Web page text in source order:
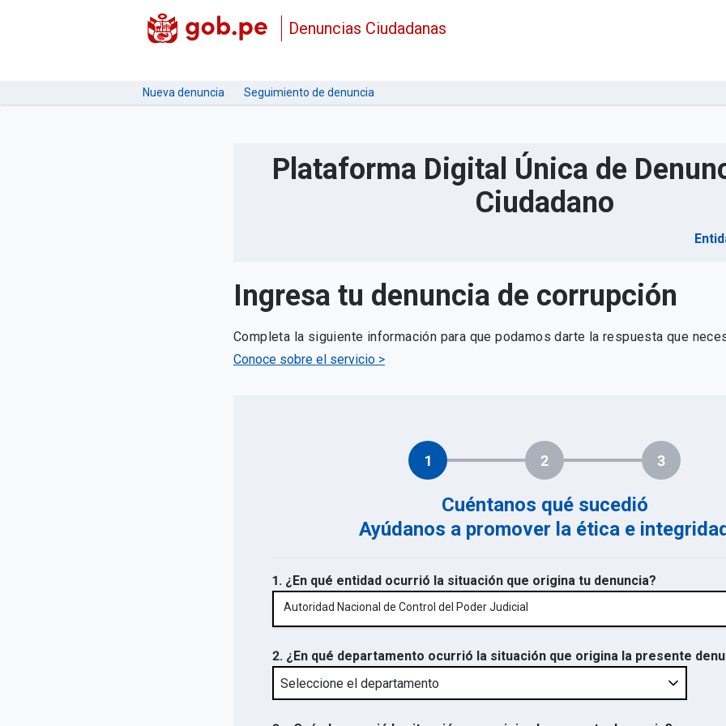
Denuncias Ciudadanas
Nueva denuncia Seguimiento de denuncia
Plataforma Digital Única de
Ciudadano
Ingresa tu denuncia de corrupción
Completa la siguiente información para que podamos darte la respuesta que
Conoce sobre el servicio >
1 2 3
Cuéntanos qué sucedió
Ayúdanos a promover la ética e integridad
1. ¿En qué entidad ocurrió la situación que origina tu denuncia?
Autoridad Nacional de Control del Poder Judicial
2. ¿En qué departamento ocurrió la situación que origina la presente